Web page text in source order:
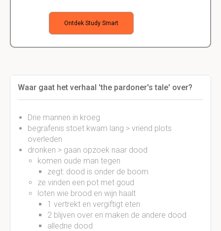
Ontdek Study Smart
Waar gaat het verhaal 'the pardoner's tale' over?
Drie mannen in kroeg
begrafenis stoet kwam lang > vriend plots
overleden
dronken > gaan opzoek naar dood
komen oude man tegen
zegt: dood is onder de boom
ze vinden een pot met goud
loten wie brood en wijn haalt
1 vertrekt en vergiftigt eten
2 blijven over en maken de andere dood
alledrie dood